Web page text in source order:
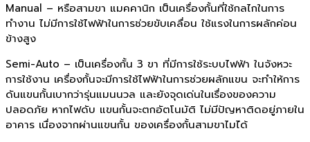
Manual – หรือสามขา แมคคานิก เป็นเครื่องกั้นที่ใช้กลไกในการ
ทำงาน ไม่มีการใช้ไฟฟ้าในการช่วยขับเคลื่อน ใช้แรงในการผลักค่อน
ข้างสูง
Semi-Auto – เป็นเครื่องกั้น 3 ขา ที่มีการใช้ระบบไฟฟ้า ในจังหวะ
การใช้งาน เครื่องกั้นจะมีการใช้ไฟฟ้าในการช่วยผลักแขน จะทำให้การ
ดันแขนกั้นเบากว่ารุ่นแมนนวล และยังจุดเด่นในเรื่องของความ
ปลอดภัย หากไฟดับ แขนกั้นจะตกอัตโนมัติ ไม่มีปัญหาติดอยู่ภายใน
อาคาร เนื่องจากผ่านแขนกั้น ของเครื่องกั้นสามขาไมไ่ด้